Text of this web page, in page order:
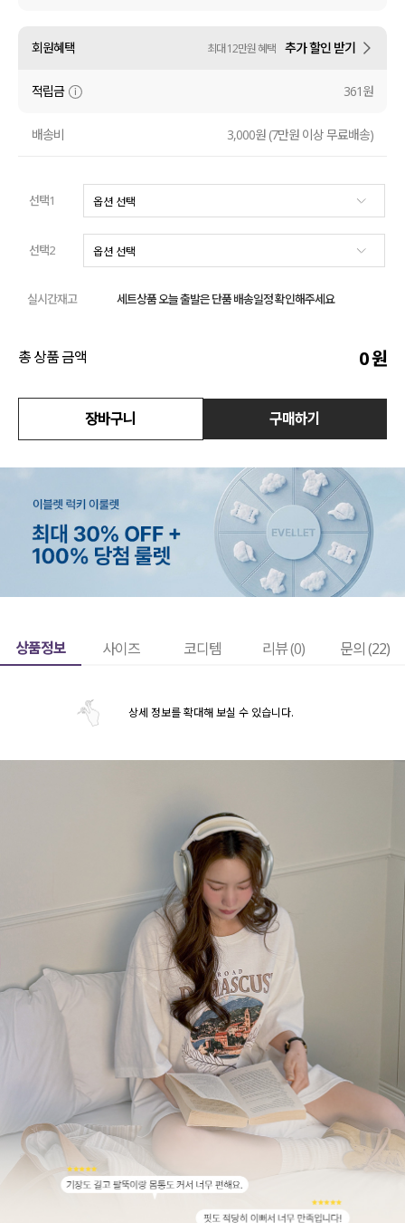
수영복
아우터
코디템
FIT ZOOM
회원혜택 최대 12만원 혜택 추가 할인 받기
적립금 361원
배송비 3,000원 (7만원 이상 무료배송)
선택1
선택2
실시간재고 세트상품 오늘 출발은 단품 배송일정 확인해주세요
총 상품 금액 0원
장바구니 구매하기
상품정보 사이즈 코디템 리뷰 (0) 문의 (22)
상세 정보를 확대해 보실 수 있습니다.